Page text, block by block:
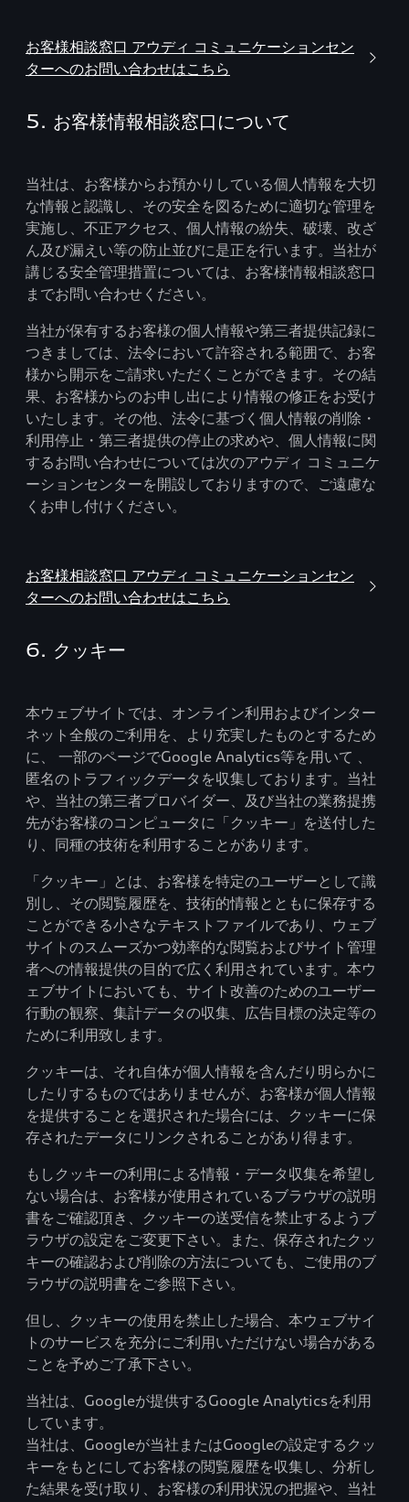
お客様相談窓口 アウディ コミュニケーションセン
ターへのお問い合わせはこちら
5. お客様情報相談窓口について
当社は、お客様からお預かりしている個人情報を大切
な情報と認識し、その安全を図るために適切な管理を
実施し、不正アクセス、個人情報の紛失、破壊、改ざ
ん及び漏えい等の防止並びに是正を行います。当社が
講じる安全管理措置については、お客様情報相談窓口
までお問い合わせください。
当社が保有するお客様の個人情報や第三者提供記録に
つきましては、法令において許容される範囲で、お客
様から開示をご請求いただくことができます。その結
果、お客様からのお申し出により情報の修正をお受け
いたします。その他、法令に基づく個人情報の削除・
利用停止・第三者提供の停止の求めや、個人情報に関
するお問い合わせについては次のアウディ コミュニケ
ーションセンターを開設しておりますので、ご遠慮な
くお申し付けください。
お客様相談窓口 アウディ コミュニケーションセン
ターへのお問い合わせはこちら
6. クッキー
本ウェブサイトでは、オンライン利用およびインター
ネット全般のご利用を、より充実したものとするため
に、 一部のページでGoogle Analytics等を用いて 、
匿名のトラフィックデータを収集しております。当社
や、当社の第三者プロバイダー、及び当社の業務提携
先がお客様のコンピュータに「クッキー」を送付した
り、同種の技術を利用することがあります。
「クッキー」とは、お客様を特定のユーザーとして識
別し、その閲覧履歴を、技術的情報とともに保存する
ことができる小さなテキストファイルであり、ウェブ
サイトのスムーズかつ効率的な閲覧およびサイト管理
者への情報提供の目的で広く利用されています。本ウ
ェブサイトにおいても、サイト改善のためのユーザー
行動の観察、集計データの収集、広告目標の決定等の
ために利用致します。
クッキーは、それ自体が個人情報を含んだり明らかに
したりするものではありませんが、お客様が個人情報
を提供することを選択された場合には、クッキーに保
存されたデータにリンクされることがあり得ます。
もしクッキーの利用による情報・データ収集を希望し
ない場合は、お客様が使用されているブラウザの説明
書をご確認頂き、クッキーの送受信を禁止するようブ
ラウザの設定をご変更下さい。また、保存されたクッ
キーの確認および削除の方法についても、ご使用のブ
ラウザの説明書をご参照下さい。
但し、クッキーの使用を禁止した場合、本ウェブサイ
トのサービスを充分にご利用いただけない場合がある
ことを予めご了承下さい。
当社は、Googleが提供するGoogle Analyticsを利用
しています。
当社は、Googleが当社またはGoogleの設定するクッ
キーをもとにしてお客様の閲覧履歴を収集し、分析し
た結果を受け取り、お客様の利用状況の把握や、当社